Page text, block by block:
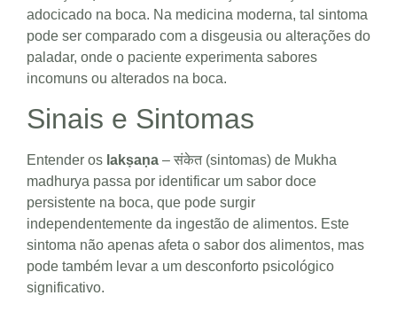
adocicado na boca. Na medicina moderna, tal sintoma
pode ser comparado com a disgeusia ou alterações do
paladar, onde o paciente experimenta sabores
incomuns ou alterados na boca.
Sinais e Sintomas
Entender os lakṣaṇa – संकेत (sintomas) de Mukha
madhurya passa por identificar um sabor doce
persistente na boca, que pode surgir
independentemente da ingestão de alimentos. Este
sintoma não apenas afeta o sabor dos alimentos, mas
pode também levar a um desconforto psicológico
significativo.